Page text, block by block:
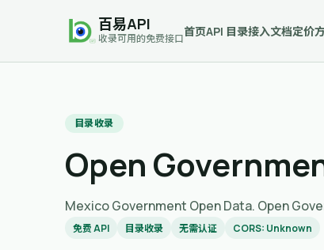
百易API
收录可用的免费接口
首页API 目录接入文档定价
目录收录
Open
Mexico Government Open Data. Open
免费 API 目录收录 无需认证 CORS: Unknown